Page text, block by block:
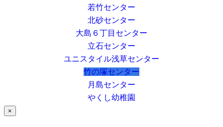
若竹センター
北砂センター
大島６丁目センター
立石センター
ユニスタイル浅草センター
竹の塚センター
月島センター
やくし幼稚園
×